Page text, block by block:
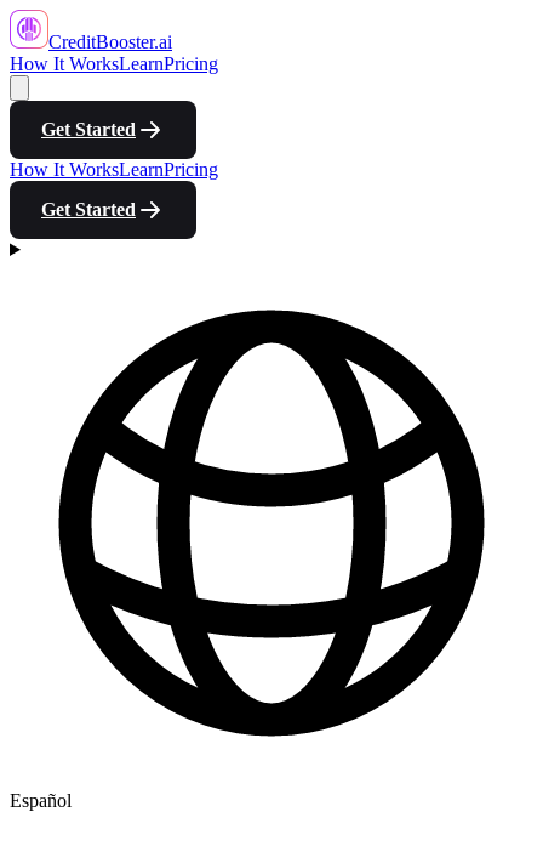
CreditBooster.ai
How It WorksLearnPricing
Get Started
How It WorksLearnPricing
Get Started
Español